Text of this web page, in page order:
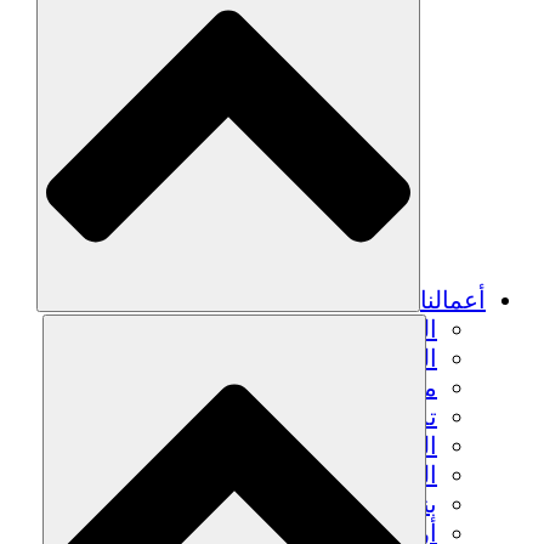
أعمالنا
الزراعة المستدامة
التعافي من الزلزال
مياه نظيفة
تمكين المرأة
الشباب والطلاب
الحفاظ على التراث الثقافي والحوار
بناء القدرات
أرصدة الكربون